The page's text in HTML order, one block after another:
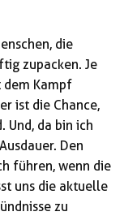
die
zupacken. Je
dem Kampf
ist die Chance,
Und, da bin ich
Den
führen, wenn die
uns die aktuelle
zu